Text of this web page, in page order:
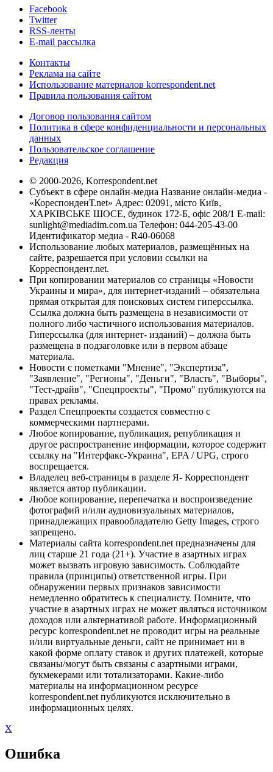
Facebook
Twitter
RSS-ленты
E-mail рассылка
Контакты
Реклама на сайте
Использование материалов korrespondent.net
Правила пользования сайтом
Договор пользования сайтом
Политика в сфере конфиденциальности и персональных
данных
Пользовательское соглашение
Редакция
© 2000-2026, Korrespondent.net
Субъект в сфере онлайн-медиа Название онлайн-медиа -
«КореспонденТ.net» Адрес: 02091, місто Київ,
ХАРКІВСЬКЕ ШОСЕ, будинок 172-Б, офіс 208/1 E-mail:
sunlight@mediadim.com.ua Телефон: 044-205-43-00
Идентификатор медиа - R40-06068
Использование любых материалов, размещённых на
сайте, разрешается при условии ссылки на
Корреспондент.net.
При копировании материалов со страницы «Новости
Украины и мира», для интернет-изданий – обязательна
прямая открытая для поисковых систем гиперссылка.
Ссылка должна быть размещена в независимости от
полного либо частичного использования материалов.
Гиперссылка (для интернет- изданий) – должна быть
размещена в подзаголовке или в первом абзаце
материала.
Новости с пометками "Мнение", "Экспертиза",
"Заявление", "Регионы", "Деньги", "Власть", "Выборы",
"Тест-драйв", "Спецпроекты", "Промо" публикуются на
правах рекламы.
Раздел Спецпроекты создается совместно с
коммерческими партнерами.
Любое копирование, публикация, републикация и
другое распространение информации, которое содержит
ссылку на "Интерфакс-Украина", EPA / UPG, строго
воспрещается.
Владелец веб-страницы в разделе Я- Корреспондент
является автор публикации.
Любое копирование, перепечатка и воспроизведение
фотографий и/или аудиовизуальных материалов,
принадлежащих правообладателю Getty Images, строго
запрещено.
Материалы сайта korrespondent.net предназначены для
лиц старше 21 года (21+). Участие в азартных играх
может вызвать игровую зависимость. Соблюдайте
правила (принципы) ответственной игры. При
обнаружении первых признаков зависимости
немедленно обратитесь к специалисту. Помните, что
участие в азартных играх не может являться источником
доходов или альтернативой работе. Информационный
ресурс korrespondent.net не проводит игры на реальные
и/или виртуальные деньги, сайт не принимает ни в
какой форме оплату ставок и других платежей, которые
связаны/могут быть связаны с азартными играми,
букмекерами или тотализаторами. Какие-либо
материалы на информационном ресурсе
korrespondent.net публикуются исключительно в
информационных целях.
X
Ошибка